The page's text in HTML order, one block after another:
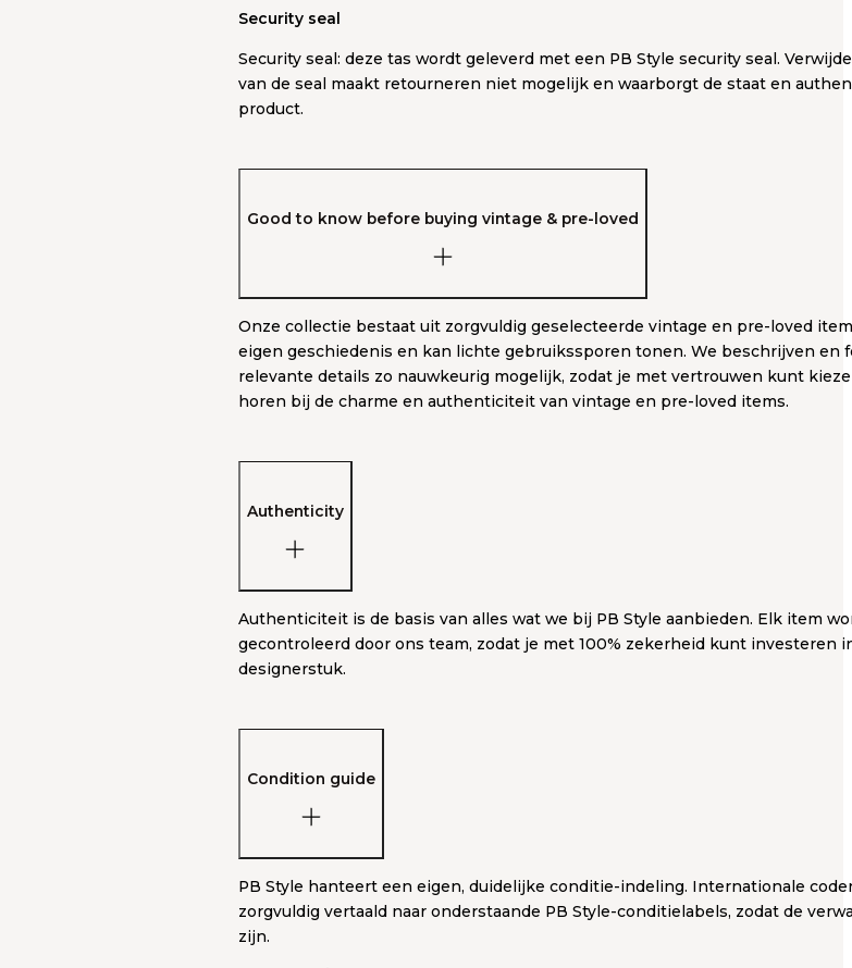
Security seal
Security seal: deze tas wordt geleverd met een PB Style security seal.
van de seal maakt retourneren niet mogelijk en waarborgt de staat en
product.
Good to know before buying vintage & pre-loved
Onze collectie bestaat uit zorgvuldig geselecteerde vintage en pre-loved
eigen geschiedenis en kan lichte gebruikssporen tonen. We beschrijven en
relevante details zo nauwkeurig mogelijk, zodat je met vertrouwen kunt
horen bij de charme en authenticiteit van vintage en pre-loved items.
Authenticity
Authenticiteit is de basis van alles wat we bij PB Style aanbieden. Elk item
gecontroleerd door ons team, zodat je met 100% zekerheid kunt investeren
designerstuk.
Condition guide
PB Style hanteert een eigen, duidelijke conditie-indeling. Internationale
zorgvuldig vertaald naar onderstaande PB Style-conditielabels, zodat de
zijn.